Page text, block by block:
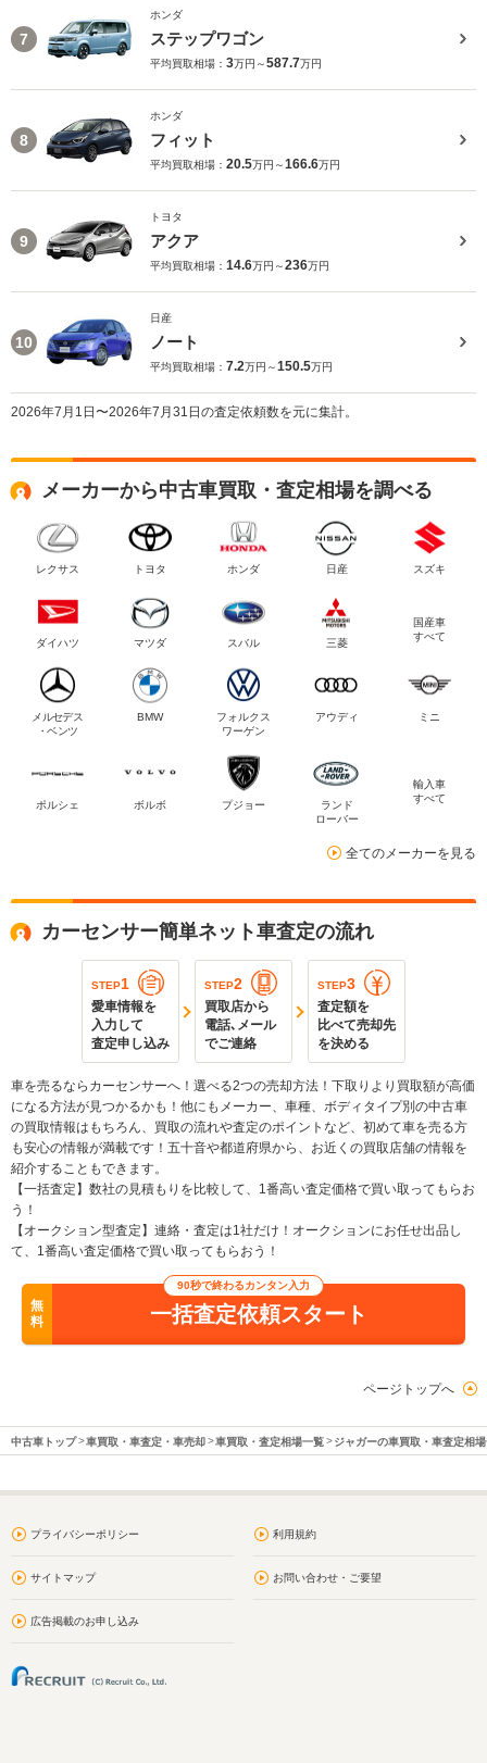
7
ホンダ
ステップワゴン
平均買取相場： 3万円～587.7万円
8
ホンダ
フィット
平均買取相場： 20.5万円～166.6万円
9
トヨタ
アクア
平均買取相場： 14.6万円～236万円
10
日産
ノート
平均買取相場： 7.2万円～150.5万円
2026年7月1日〜2026年7月31日の査定依頼数を元に集計。
メーカーから中古車買取・査定相場を調べる
レクサス トヨタ ホンダ 日産 スズキ
ダイハツ マツダ スバル 三菱
国産車
すべて
メルセデス
・ベンツ
BMW
フォルクス
ワーゲン
アウディ ミニ
ポルシェ ボルボ プジョー
ランド
ローバー
輸入車
すべて
全てのメーカーを見る
カーセンサー簡単ネット車査定の流れ
STEP1
愛車情報を
入力して
査定申し込み
STEP2
買取店から
電話､メール
でご連絡
STEP3
査定額を
比べて売却先
を決める
車を売るならカーセンサーへ！選べる2つの売却方法！下取りより買取額が高価
になる方法が見つかるかも！他にもメーカー、車種、ボディタイプ別の中古車
の買取情報はもちろん、買取の流れや査定のポイントなど、初めて車を売る方
も安心の情報が満載です！五十音や都道府県から、お近くの買取店舗の情報を
紹介することもできます。
【一括査定】数社の見積もりを比較して、1番高い査定価格で買い取ってもらお
う！
【オークション型査定】連絡・査定は1社だけ！オークションにお任せ出品し
て、1番高い査定価格で買い取ってもらおう！
無
料
90秒で終わるカンタン入力
一括査定依頼スタート
ページトップへ
中古車トップ 車買取・車査定・車売却 車買取・査定相場一覧 ジャガーの車買取・車査定相
プライバシーポリシー 利用規約
サイトマップ お問い合わせ・ご要望
広告掲載のお申し込み